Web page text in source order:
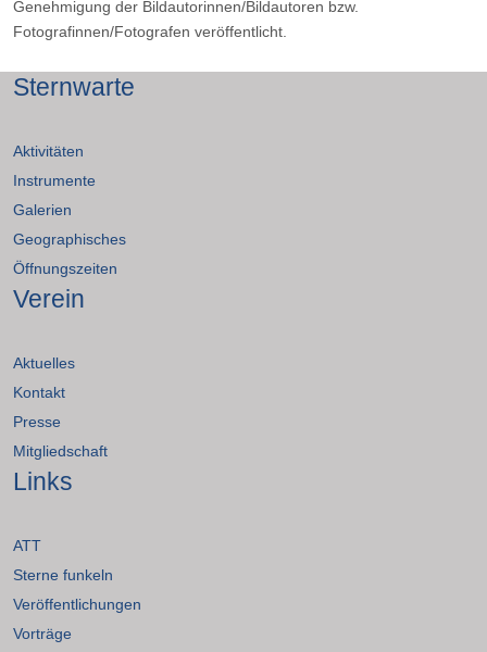
Genehmigung der Bildautorinnen/Bildautoren bzw.
Fotografinnen/Fotografen veröffentlicht.
Sternwarte
Aktivitäten
Instrumente
Galerien
Geographisches
Öffnungszeiten
Verein
Aktuelles
Kontakt
Presse
Mitgliedschaft
Links
ATT
Sterne funkeln
Veröffentlichungen
Vorträge